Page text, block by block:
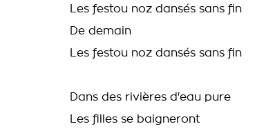
Les festou noz dansés sans fin
De demain
Les festou noz dansés sans fin
Dans des rivières d'eau pure
Les filles se baigneront